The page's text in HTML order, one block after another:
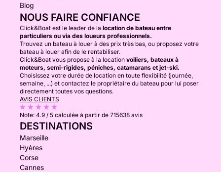
Blog
NOUS FAIRE CONFIANCE
Click&Boat est le leader de la location de bateau entre
particuliers ou via des loueurs professionnels.
Trouvez un bateau à louer à des prix très bas, ou proposez votre
bateau à louer afin de le rentabiliser.
Click&Boat vous propose à la location voiliers, bateaux à
moteurs, semi-rigides, péniches, catamarans et jet-ski.
Choisissez votre durée de location en toute flexibilité (journée,
semaine, ...) et contactez le propriétaire du bateau pour lui poser
directement toutes vos questions.
AVIS CLIENTS
Note: 4.9 / 5 calculée à partir de 715638 avis
DESTINATIONS
Marseille
Hyères
Corse
Cannes